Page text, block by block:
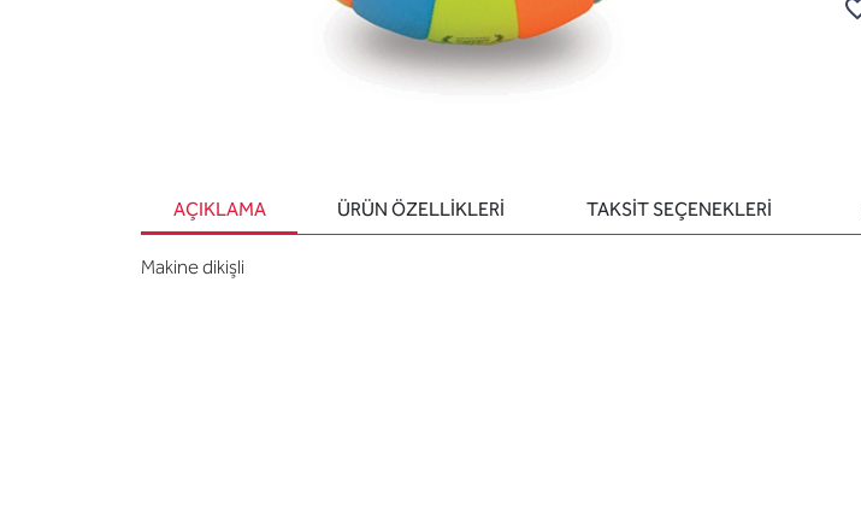
AÇIKLAMA ÜRÜN ÖZELLIKLERI TAKSİT SEÇENEKLERİ
Makine dikişli